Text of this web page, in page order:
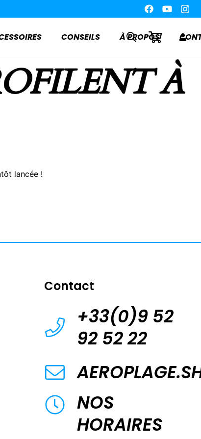
CONSEILS À PROPOS
À
lancée !
Contact
+33(0)9 52
92 52 22
NOS
HORAIRES